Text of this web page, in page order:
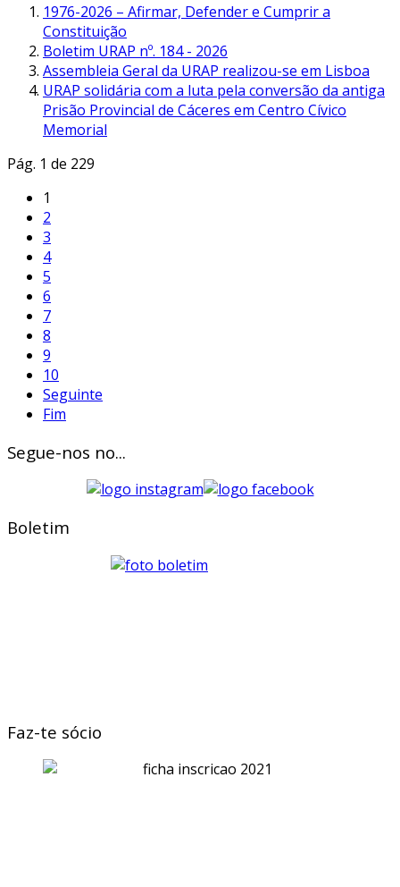
1976-2026 – Afirmar, Defender e Cumprir a
Constituição
Boletim URAP nº. 184 - 2026
Assembleia Geral da URAP realizou-se em Lisboa
URAP solidária com a luta pela conversão da antiga
Prisão Provincial de Cáceres em Centro Cívico
Memorial
Pág. 1 de 229
1
2
3
4
5
6
7
8
9
10
Seguinte
Fim
Segue-nos no...
Boletim
Faz-te sócio